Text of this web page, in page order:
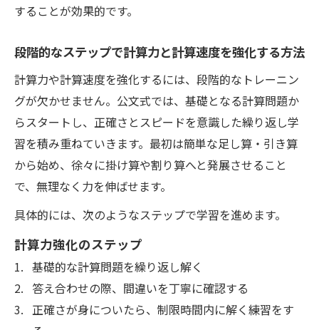
することが効果的です。
段階的なステップで計算力と計算速度を強化する方法
計算力や計算速度を強化するには、段階的なトレーニン
グが欠かせません。公文式では、基礎となる計算問題か
らスタートし、正確さとスピードを意識した繰り返し学
習を積み重ねていきます。最初は簡単な足し算・引き算
から始め、徐々に掛け算や割り算へと発展させること
で、無理なく力を伸ばせます。
具体的には、次のようなステップで学習を進めます。
計算力強化のステップ
基礎的な計算問題を繰り返し解く
答え合わせの際、間違いを丁寧に確認する
正確さが身についたら、制限時間内に解く練習をす